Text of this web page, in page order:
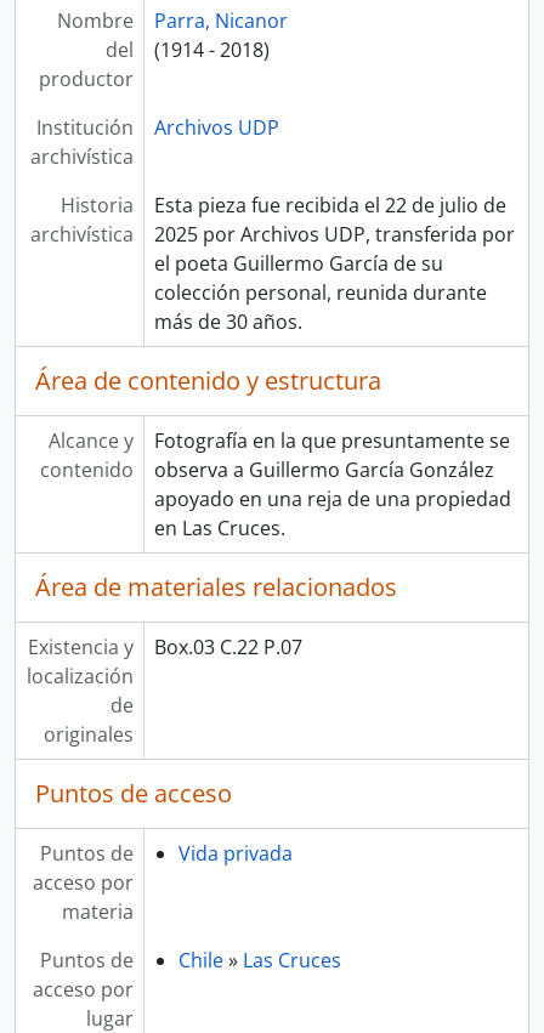
Nombre
del
productor
Parra, Nicanor
(1914 - 2018)
Institución
archivística
Archivos UDP
Historia
archivística
Esta pieza fue recibida el 22 de julio de
2025 por Archivos UDP, transferida por
el poeta Guillermo García de su
colección personal, reunida durante
más de 30 años.
Área de contenido y estructura
Alcance y
contenido
Fotografía en la que presuntamente se
observa a Guillermo García González
apoyado en una reja de una propiedad
en Las Cruces.
Área de materiales relacionados
Existencia y
localización
de
originales
Box.03 C.22 P.07
Puntos de acceso
Puntos de
acceso por
materia
Vida privada
Puntos de
acceso por
lugar
Chile» Las Cruces